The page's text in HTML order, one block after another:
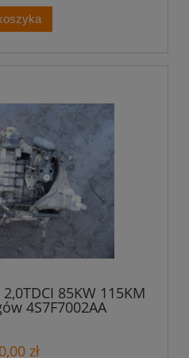
85KW 115KM
4S7F7002AA
zł